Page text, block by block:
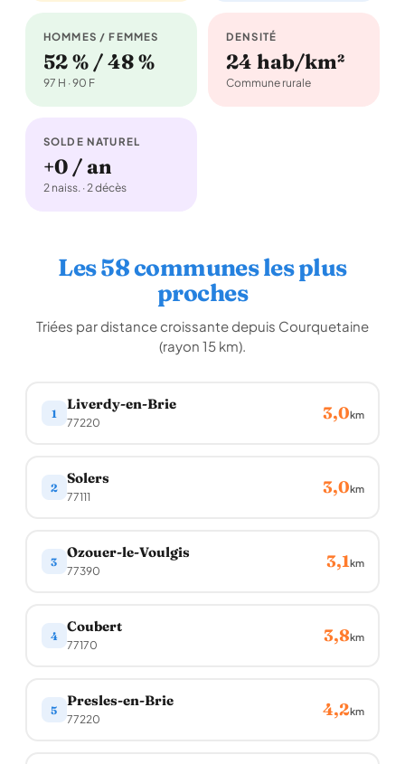
HOMMES / FEMMES
52 % / 48 %
97 H · 90 F
DENSITÉ
24 hab/km²
Commune rurale
SOLDE NATUREL
+0 / an
2 naiss. · 2 décès
Les 58 communes les plus
proches
Triées par distance croissante depuis Courquetaine
(rayon 15 km).
1
Liverdy-en-Brie
77220 3,0km
2
Solers
77111 3,0km
3
Ozouer-le-Voulgis
77390 3,1km
4
Coubert
77170 3,8km
5
Presles-en-Brie
77220 4,2km